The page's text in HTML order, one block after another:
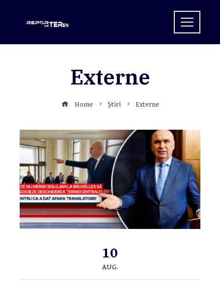
Externe
Home Ştiri Externe
10
AUG.